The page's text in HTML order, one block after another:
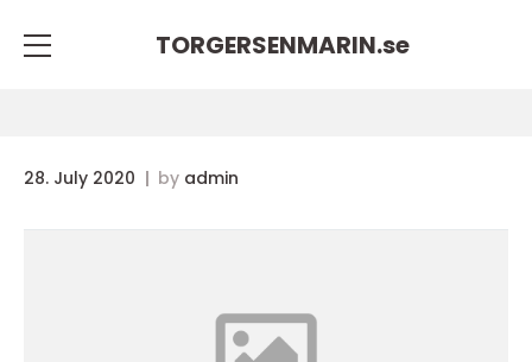
TORGERSENMARIN.se
28. July 2020 by admin